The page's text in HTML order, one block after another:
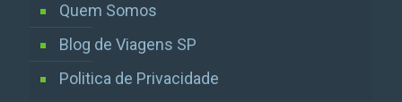
Quem Somos
Blog de Viagens SP
Politica de Privacidade